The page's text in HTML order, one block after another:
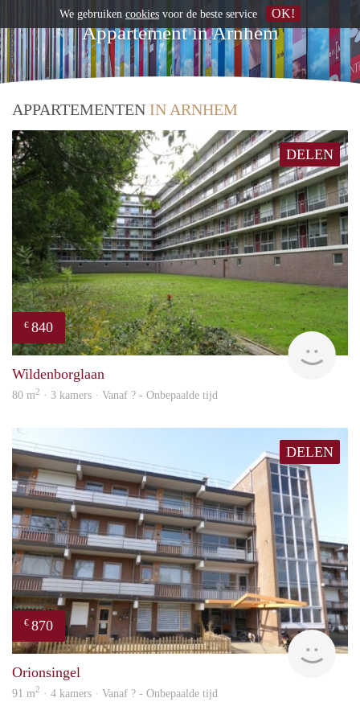
Appartement in Arnhem
APPARTEMENTEN IN ARNHEM
DELEN
€ 840
rent
Wildenborglaan
80 m2 · 3 kamers · Vanaf ? - Onbepaalde tijd
DELEN
€ 870
rent
Orionsingel
91 m2 · 4 kamers · Vanaf ? - Onbepaalde tijd
We gebruiken cookies voor de beste service OK!